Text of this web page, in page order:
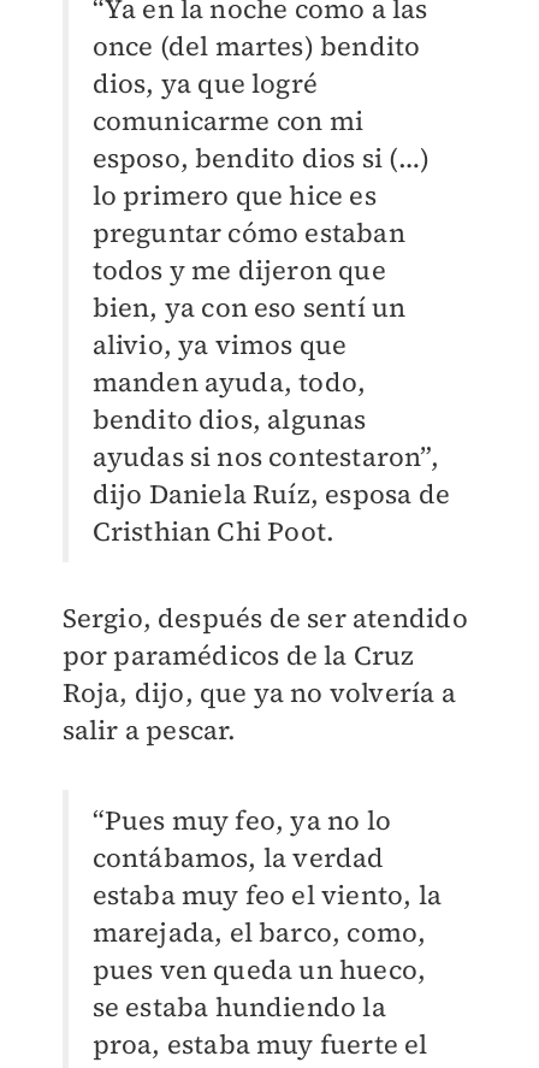
“Ya en la noche como a las
once (del martes) bendito
dios, ya que logré
comunicarme con mi
esposo, bendito dios si (…)
lo primero que hice es
preguntar cómo estaban
todos y me dijeron que
bien, ya con eso sentí un
alivio, ya vimos que
manden ayuda, todo,
bendito dios, algunas
ayudas si nos contestaron”,
dijo Daniela Ruíz, esposa de
Cristhian Chi Poot.
Sergio, después de ser atendido
por paramédicos de la Cruz
Roja, dijo, que ya no volvería a
salir a pescar.
“Pues muy feo, ya no lo
contábamos, la verdad
estaba muy feo el viento, la
marejada, el barco, como,
pues ven queda un hueco,
se estaba hundiendo la
proa, estaba muy fuerte el